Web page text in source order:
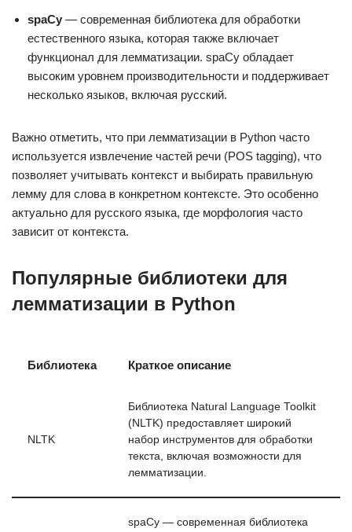
spaCy — современная библиотека для обработки
естественного языка, которая также включает
функционал для лемматизации. spaCy обладает
высоким уровнем производительности и поддерживает
несколько языков, включая русский.
Важно отметить, что при лемматизации в Python часто
используется извлечение частей речи (POS tagging), что
позволяет учитывать контекст и выбирать правильную
лемму для слова в конкретном контексте. Это особенно
актуально для русского языка, где морфология часто
зависит от контекста.
Популярные библиотеки для
лемматизации в Python
Библиотека Краткое описание
NLTK
Библиотека Natural Language Toolkit
(NLTK) предоставляет широкий
набор инструментов для обработки
текста, включая возможности для
лемматизации.
spaCy — современная библиотека